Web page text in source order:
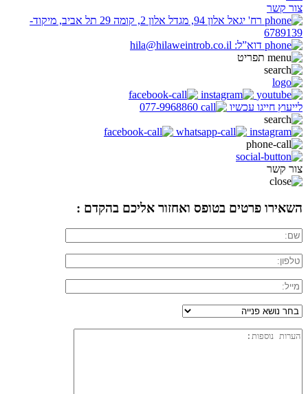
צור קשר
רח' יגאל אלון 94, מגדל אלון 2, קומה 29 תל אביב, מיקוד-
6789139
דוא”ל: hila@hilaweintrob.co.il
תפריט
לייעוץ חייגו עכשיו 077-9968860
צור קשר
השאירו פרטים בטופס ואחזור אליכם בהקדם :